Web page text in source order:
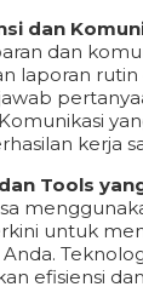
dan
dan
laporan
kerja
Tools
untuk
efisiensi